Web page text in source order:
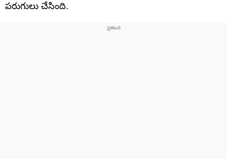
పరుగులు చేసింది.